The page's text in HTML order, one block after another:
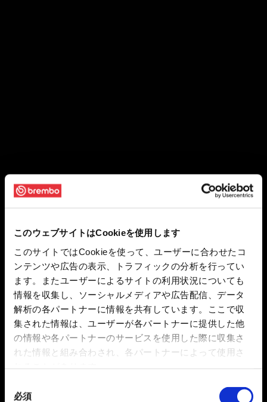
このウェブサイトはCookieを使用します
このサイトではCookieを使って、ユーザーに合わせたコ
ンテンツや広告の表示、トラフィックの分析を行ってい
ます。またユーザーによるサイトの利用状況についても
情報を収集し、ソーシャルメディアや広告配信、データ
解析の各パートナーに情報を共有しています。ここで収
集された情報は、ユーザーが各パートナーに提供した他
の情報や各パートナーのサービスを使用した際に収集さ
れた情報と組み合わされ、各パートナーによって使用さ
必須